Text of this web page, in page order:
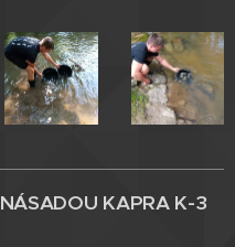
NÁSADOU KAPRA K-3